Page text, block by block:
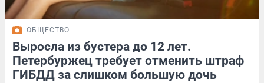
ОБЩЕСТВО
Выросла из бустера до 12 лет.
Петербуржец требует отменить штраф
ГИБДД за слишком большую дочь